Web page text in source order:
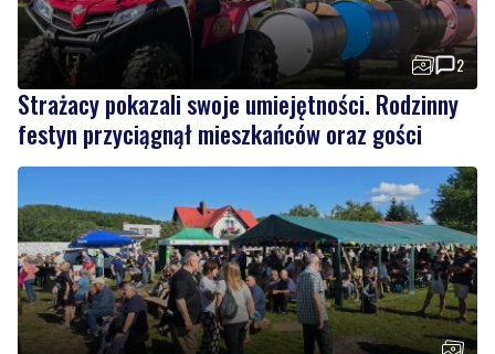
2
Strażacy pokazali swoje umiejętności. Rodzinny
festyn przyciągnął mieszkańców oraz gości